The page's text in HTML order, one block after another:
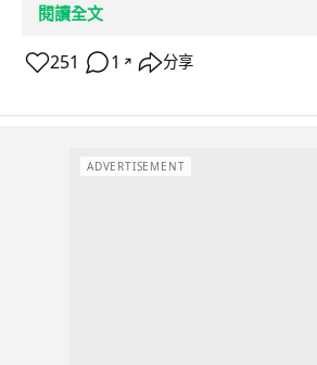
閱讀全文
251 1 ↗ 分享
ADVERTISEMENT